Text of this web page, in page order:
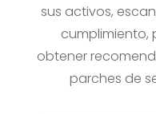
sus activos,
cumplimiento,
obtener
parches de